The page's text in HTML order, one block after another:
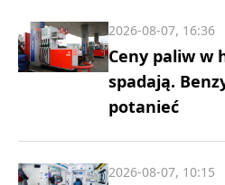
Ceny paliw w
spadają.
potanieć
2026-08-07, 16:36
2026-08-07, 10:15